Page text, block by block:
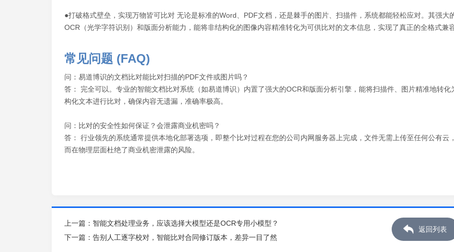
●打破格式壁垒，实现万物皆可比对 无论是标准的Word、PDF文档，还是棘手的图片、扫描件，系统都能轻松应对。其强大
OCR（光学字符识别）和版面分析能力，能将非结构化的图像内容精准转化为可供比对的文本信息，实现了真正的全格式兼容
常见问题 (FAQ)
问：易道博识的文档比对能比对扫描的PDF文件或图片吗？
答： 完全可以。专业的智能文档比对系统（如易道博识）内置了强大的OCR和版面分析引擎，能将扫描件、图片精准地转化
构化文本进行比对，确保内容无遗漏，准确率极高。
问：比对的安全性如何保证？会泄露商业机密吗？
答： 行业领先的系统通常提供本地化部署选项，即整个比对过程在您的公司内网服务器上完成，文件无需上传至任何公有云
而在物理层面杜绝了商业机密泄露的风险。
上一篇： 智能文档处理业务，应该选择大模型还是OCR专用小模型？
下一篇： 告别人工逐字校对，智能比对合同修订版本，差异一目了然
返回列表